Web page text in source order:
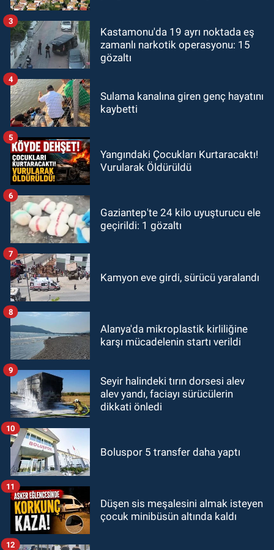
Kastamonu'da 19 ayrı noktada eş
zamanlı narkotik operasyonu: 15
gözaltı
3
Sulama kanalına giren genç hayatını
kaybetti
4
Yangındaki Çocukları Kurtaracaktı!
Vurularak Öldürüldü
5
Gaziantep'te 24 kilo uyuşturucu ele
geçirildi: 1 gözaltı
6
Kamyon eve girdi, sürücü yaralandı
7
Alanya'da mikroplastik kirliliğine
karşı mücadelenin startı verildi
8
Seyir halindeki tırın dorsesi alev
alev yandı, faciayı sürücülerin
dikkati önledi
9
Boluspor 5 transfer daha yaptı
10
Düşen sis meşalesini almak isteyen
çocuk minibüsün altında kaldı
11
12